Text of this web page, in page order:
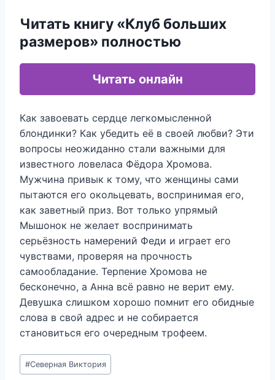
Читать книгу «Клуб больших
размеров» полностью
Читать онлайн
Как завоевать сердце легкомысленной
блондинки? Как убедить её в своей любви? Эти
вопросы неожиданно стали важными для
известного ловеласа Фёдора Хромова.
Мужчина привык к тому, что женщины сами
пытаются его окольцевать, воспринимая его,
как заветный приз. Вот только упрямый
Мышонок не желает воспринимать
серьёзность намерений Феди и играет его
чувствами, проверяя на прочность
самообладание. Терпение Хромова не
бесконечно, а Анна всё равно не верит ему.
Девушка слишком хорошо помнит его обидные
слова в свой адрес и не собирается
становиться его очередным трофеем.
Метки
записи:
#Северная Виктория